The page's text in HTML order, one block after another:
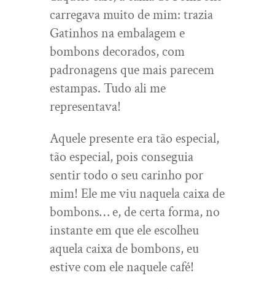
carregava muito de mim: trazia
Gatinhos na embalagem e
bombons decorados, com
padronagens que mais parecem
estampas. Tudo ali me
representava!
Aquele presente era tão especial,
tão especial, pois conseguia
sentir todo o seu carinho por
mim! Ele me viu naquela caixa de
bombons… e, de certa forma, no
instante em que ele escolheu
aquela caixa de bombons, eu
estive com ele naquele café!